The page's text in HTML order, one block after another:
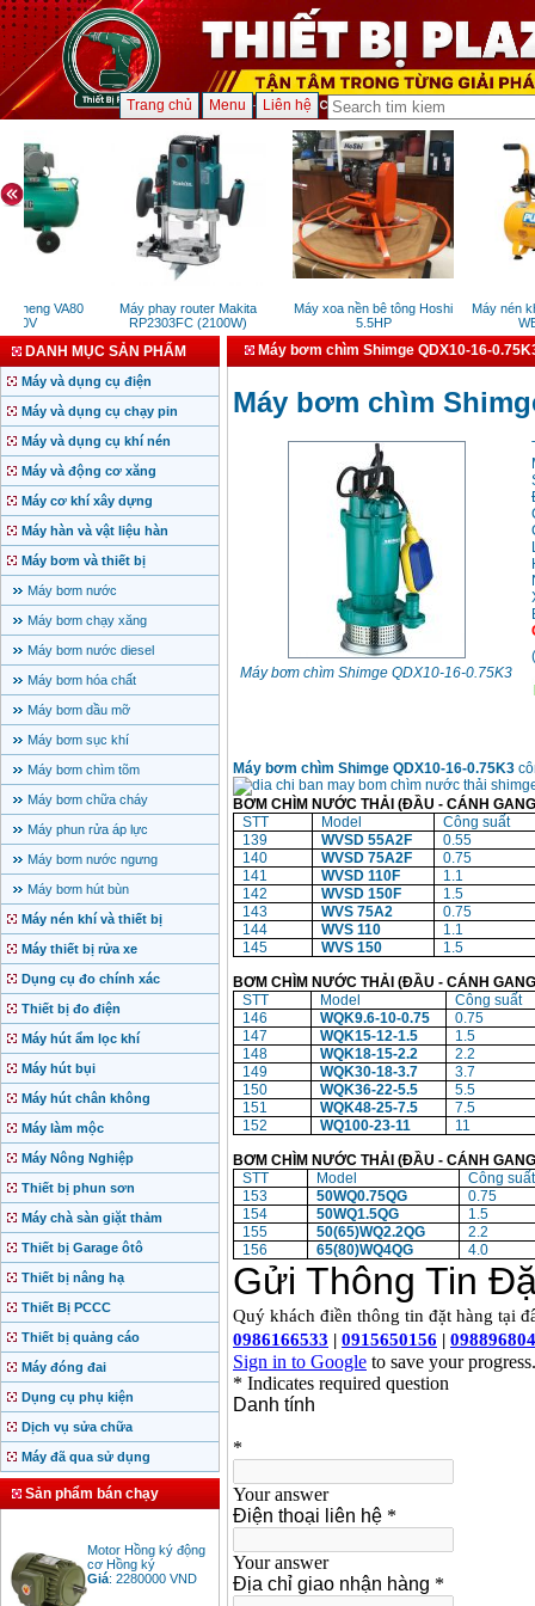
Trang chủ Menu Liên hệ
VA80
Máy phay router Makita
RP2303FC (2100W)
Máy xoa nền bê tông Hoshi
5.5HP
Máy nén
DANH MỤC SẢN PHẨM
Máy và dụng cụ điện
Máy và dụng cụ chạy pin
Máy và dụng cụ khí nén
Máy và động cơ xăng
Máy cơ khí xây dựng
Máy hàn và vật liệu hàn
Máy bơm và thiết bị
Máy bơm nước
Máy bơm chạy xăng
Máy bơm nước diesel
Máy bơm hóa chất
Máy bơm dầu mỡ
Máy bơm sục khí
Máy bơm chìm tõm
Máy bơm chữa cháy
Máy phun rửa áp lực
Máy bơm nước ngưng
Máy bơm hút bùn
Máy nén khí và thiết bị
Máy thiết bị rửa xe
Dụng cụ đo chính xác
Thiết bị đo điện
Máy hút ẩm lọc khí
Máy hút bụi
Máy hút chân không
Máy làm mộc
Máy Nông Nghiệp
Thiết bị phun sơn
Máy chà sàn giặt thảm
Thiết bị Garage ôtô
Thiết bị nâng hạ
Thiết Bị PCCC
Thiết bị quảng cáo
Máy đóng đai
Dụng cụ phụ kiện
Dịch vụ sửa chữa
Máy đã qua sử dụng
Sản phẩm bán chạy
cơ Hồng ký
Giá:2280000
Máy bơm chìm Shimge QDX10-16-
Máy bơm chìm
Máy bơm chìm Shimge QDX10-16-0.75K3
(
Máy bơm chìm Shimge QDX10-16-0.75K3
BƠM CHÌM NƯỚC THẢI (ĐẦU - CÁNH
STT
Model
Công suất
139
WVSD 55A2F
0.55
140
WVSD 75A2F
0.75
141
WVSD 110F
1.1
142
WVSD 150F
1.5
143
WVS 75A2
0.75
144
WVS 110
1.1
145
WVS 150 1.5
BƠM CHÌM NƯỚC THẢI (ĐẦU - CÁNH
STT
Model
Công suất
146
WQK9.6-10-0.75
0.75
147
WQK15-12-1.5
1.5
148
WQK18-15-2.2
2.2
149
WQK30-18-3.7
3.7
150
WQK36-22-5.5
5.5
151
WQK48-25-7.5
7.5
152
WQ100-23-11 11
BƠM CHÌM NƯỚC THẢI (ĐẦU - CÁNH
STT
Model
Công suất
153
50WQ0.75QG
0.75
154
50WQ1.5QG
1.5
155
50(65)WQ2.2QG
2.2
156
65(80)WQ4QG 4.0